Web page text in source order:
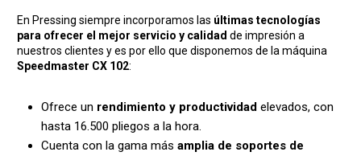
En Pressing siempre incorporamos las últimas tecnologías
para ofrecer el mejor servicio y calidad de impresión a
nuestros clientes y es por ello que disponemos de la máquina
Speedmaster CX 102:
Ofrece un rendimiento y productividad elevados, con
hasta 16.500 pliegos a la hora.
Cuenta con la gama más amplia de soportes de